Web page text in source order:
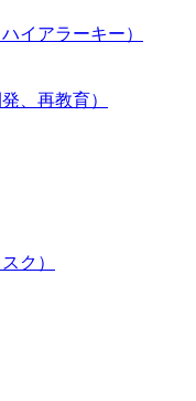
イアラーキー）
、再教育）
ク）